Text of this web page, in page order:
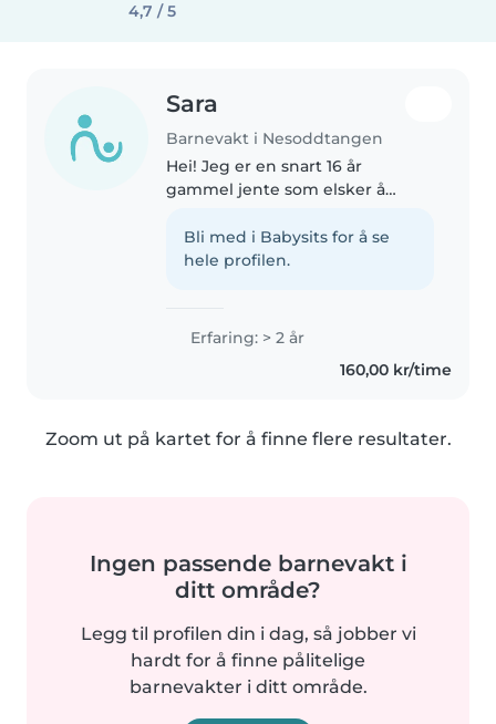
4,7 / 5
Sara
Barnevakt i Nesoddtangen
Hei! Jeg er en snart 16 år
gammel jente som elsker å
erfaring med å passe
lillesøsteren min, og jeg er vant
Bli med i Babysits for å se
hele profilen.
Erfaring: > 2 år
160,00 kr/time
Zoom ut på kartet for å finne flere resultater.
Ingen passende barnevakt i
ditt område?
Legg til profilen din i dag, så jobber vi
hardt for å finne pålitelige
barnevakter i ditt område.